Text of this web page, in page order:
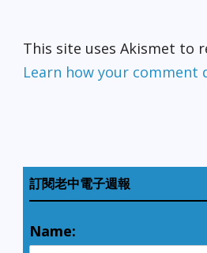
This site uses Akismet to
Learn how your comment
訂閱老中電子週報
Name: